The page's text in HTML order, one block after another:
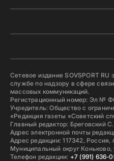
Сетевое издание SOVSPORT
службе по надзору в сфере
массовых коммуникаций.
Регистрационный номер: Эл №
Учредитель: Общество с
«Редакция газеты «Советский
Главный редактор: Бреговский
Адрес электронной почты
Адрес редакции: 117342, Россия,
Муниципальный округ
Телефон редакции: +7 (991) 636-